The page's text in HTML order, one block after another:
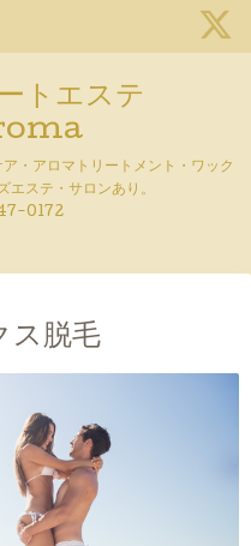
トエステ
・アロマトリートメント・ワック
エステ・サロンあり。
0172
ス脱毛